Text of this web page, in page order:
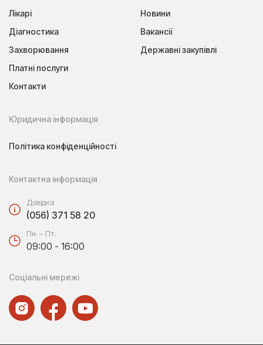
Лікарі
Діагностика
Захворювання
Платні послуги
Контакти
Новини
Вакансії
Державні закупівлі
Юридична інформація
Політика конфіденційності
Контактна інформація
Довідка
(056) 371 58 20
Пн. – Пт.
09:00 - 16:00
Соціальні мережі